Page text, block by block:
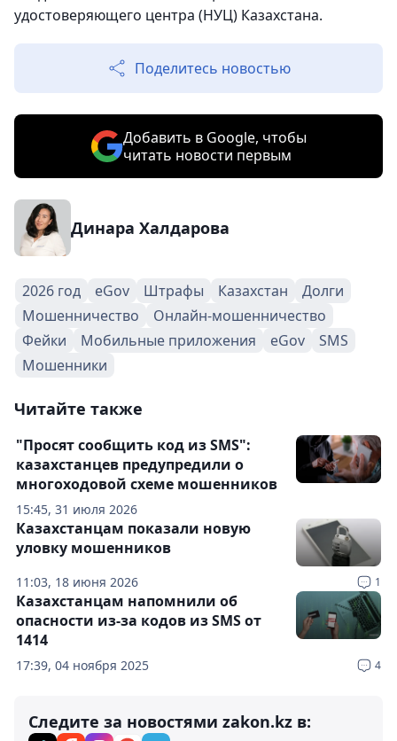
удостоверяющего центра (НУЦ) Казахстана.
Поделитесь новостью
Добавить в Google, чтобы
читать новости первым
Динара Халдарова
2026 год eGov Штрафы Казахстан
Долги
Мошенничество
Онлайн-мошенничество
Фейки
Мобильные приложения eGov
SMS
Мошенники
Читайте также
15:45, 31 июля 2026
"Просят сообщить код из SMS":
казахстанцев предупредили о
многоходовой схеме мошенников
11:03, 18 июня 2026 1
Казахстанцам показали новую
уловку мошенников
17:39, 04 ноября 2025 4
Казахстанцам напомнили об
опасности из-за кодов из SMS от
1414
Следите за новостями zakon.kz в: